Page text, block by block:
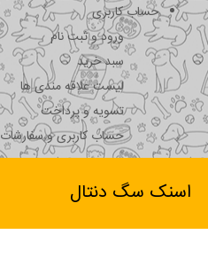
حساب کاربری
ورود و ثبت نام
سبد خرید
لیست علاقه مندی ها
تسویه و پرداخت
حساب کاربری و سفارشات
اسنک سگ دنتال